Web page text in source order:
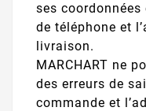
ses
de téléphone et
livraison.
MARCHART ne
des erreurs de
commande et